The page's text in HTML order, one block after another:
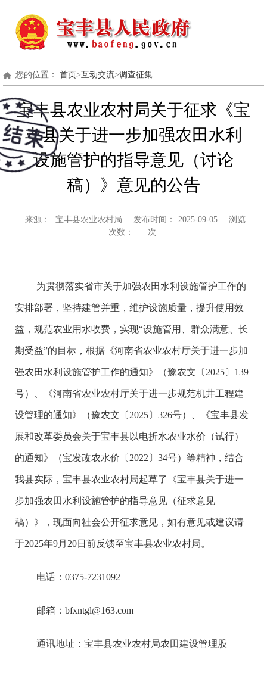
您的位置： 首页>互动交流>调查征集
宝丰县农业农村局关于征求《宝
丰县关于进一步加强农田水利
设施管护的指导意见（讨论
稿）》意见的公告
来源： 宝丰县农业农村局 发布时间： 2025-09-05
浏览
次数：
次
为贯彻落实省市关于加强农田水利设施管护工作的
安排部署，坚持建管并重，维护设施质量，提升使用效
益，规范农业用水收费，实现“设施管用、群众满意、长
期受益”的目标，根据《河南省农业农村厅关于进一步加
强农田水利设施管护工作的通知》（豫农文〔2025〕139
号）、《河南省农业农村厅关于进一步规范机井工程建
设管理的通知》（豫农文〔2025〕326号）、《宝丰县发
展和改革委员会关于宝丰县以电折水农业水价（试行）
的通知》（宝发改农水价〔2022〕34号）等精神，结合
我县实际，宝丰县农业农村局起草了《宝丰县关于进一
步加强农田水利设施管护的指导意见（征求意见
稿）》，现面向社会公开征求意见，如有意见或建议请
于2025年9月20日前反馈至宝丰县农业农村局。
电话：0375-7231092
邮箱：bfxntgl@163.com
通讯地址：宝丰县农业农村局农田建设管理股